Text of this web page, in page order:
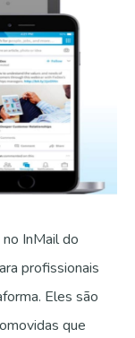
InMail do
profissionais
Eles são
que